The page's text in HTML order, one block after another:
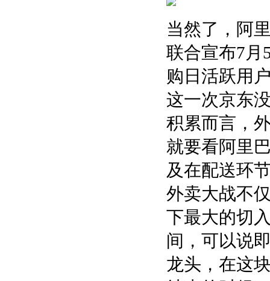
当然了，阿
联合宣布7月
购日活跃用
这一次京东
积累而言，
就要看阿里
及在配送环
外卖大战不
下最大的切
间，可以说
龙头，在这